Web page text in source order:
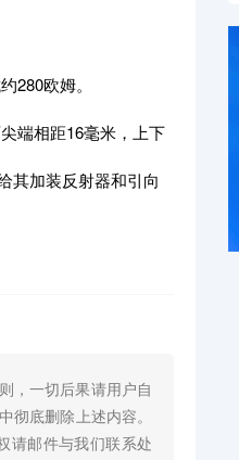
欧姆。
端相距16毫米，上下
其加装反射器和引向
，一切后果请用户自
底删除上述内容。
请邮件与我们联系处